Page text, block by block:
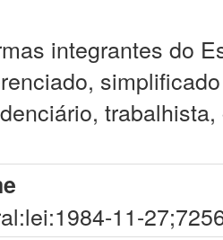
integrantes do
11-